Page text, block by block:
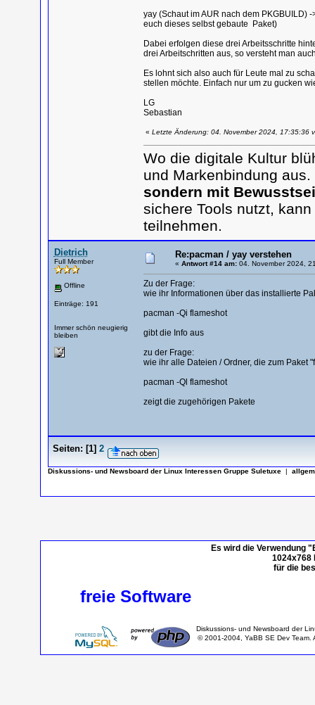
yay (Schaut im AUR nach dem PKGBUILD)
euch dieses selbst gebaute Paket)
Dabei erfolgen diese drei Arbeitsschritte
drei Arbeitschritten aus, so versteht man
Es lohnt sich also auch für Leute mal zu
stellen möchte. Einfach nur um zu gucken
LG
Sebastian
« Letzte Änderung: 04. November 2024, 17:35:36
Wo die digitale Kultur
und Markenbindung aus.
sondern mit
sichere Tools nutzt,
teilnehmen.
Dietrich
Full Member
Offline
Einträge: 191
Immer schön neugierig
bleiben
Re:pacman / yay verstehen
« Antwort #14 am:04. November 2024,
Zu der Frage:
wie ihr Informationen über das installierte
pacman -Qi flameshot
gibt die Info aus
zu der Frage:
wie ihr alle Dateien / Ordner, die zum Paket
pacman -Ql flameshot
zeigt die zugehörigen Pakete
Seiten: [1] 2
Diskussions- und Newsboard der Linux Interessen Gruppe Suletuxe |
Es wird die Verwendung
1024x768
für die
freie Software
Diskussions- und Newsboard der
© 2001-2004, YaBB SE Dev Team.